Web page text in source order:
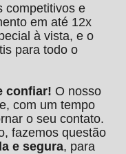
competitivos e
em até 12x
à vista, e o
para todo o
confiar! O nosso
com um tempo
o seu contato.
fazemos questão
e segura, para